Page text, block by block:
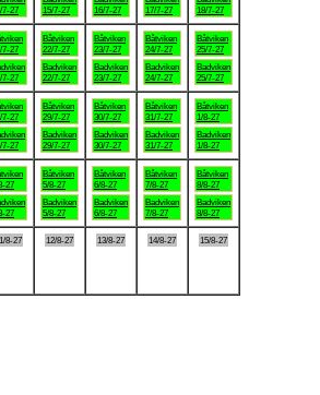
7-27
15/7-27
16/7-27
17/7-27
18/7-27
7-27
7-27
Båtviken
22/7-27
Badviken
22/7-27
Båtviken
23/7-27
Badviken
23/7-27
Båtviken
24/7-27
Badviken
24/7-27
Båtviken
25/7-27
Badviken
25/7-27
7-27
7-27
Båtviken
29/7-27
Badviken
29/7-27
Båtviken
30/7-27
Badviken
30/7-27
Båtviken
31/7-27
Badviken
31/7-27
Båtviken
1/8-27
Badviken
1/8-27
27
27
Båtviken
5/8-27
Badviken
5/8-27
Båtviken
6/8-27
Badviken
6/8-27
Båtviken
7/8-27
Badviken
7/8-27
Båtviken
8/8-27
Badviken
8/8-27
8-27 12/8-27 13/8-27 14/8-27 15/8-27